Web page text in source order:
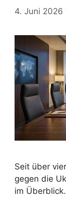
4. Juni 2026
Seit über
gegen die
im Überblick.